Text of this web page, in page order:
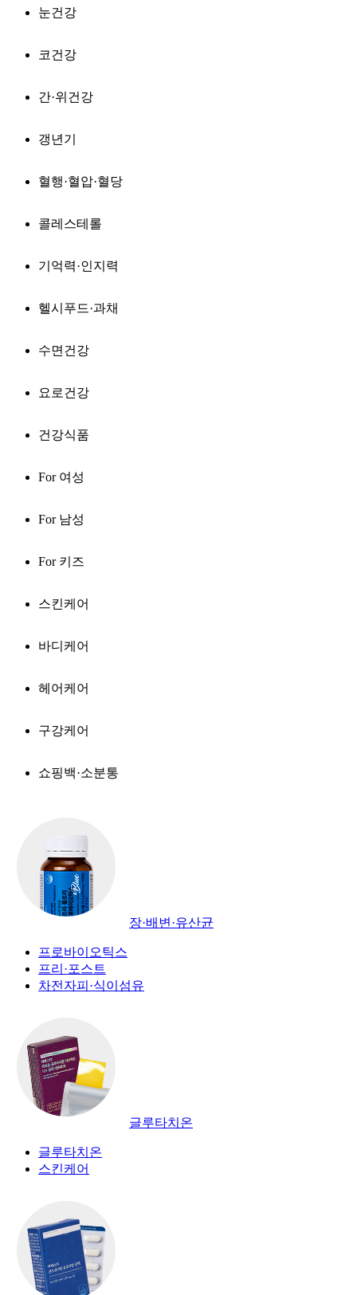
눈건강
코건강
간·위건강
갱년기
혈행·혈압·혈당
콜레스테롤
기억력·인지력
헬시푸드·과채
수면건강
요로건강
건강식품
For 여성
For 남성
For 키즈
스킨케어
바디케어
헤어케어
구강케어
쇼핑백·소분통
장·배변·유산균
프로바이오틱스
프리·포스트
차전자피·식이섬유
글루타치온
글루타치온
스킨케어